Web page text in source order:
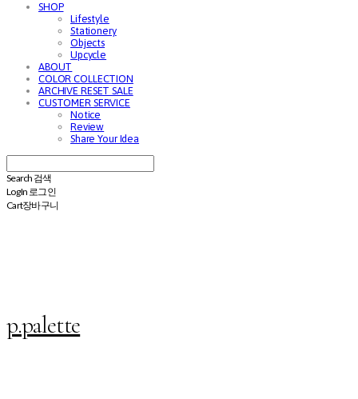
SHOP
Lifestyle
Stationery
Objects
Upcycle
ABOUT
COLOR COLLECTION
ARCHIVE RESET SALE
CUSTOMER SERVICE
Notice
Review
Share Your Idea
Search 검색
Log In 로그인
Cart장바구니
p.palette